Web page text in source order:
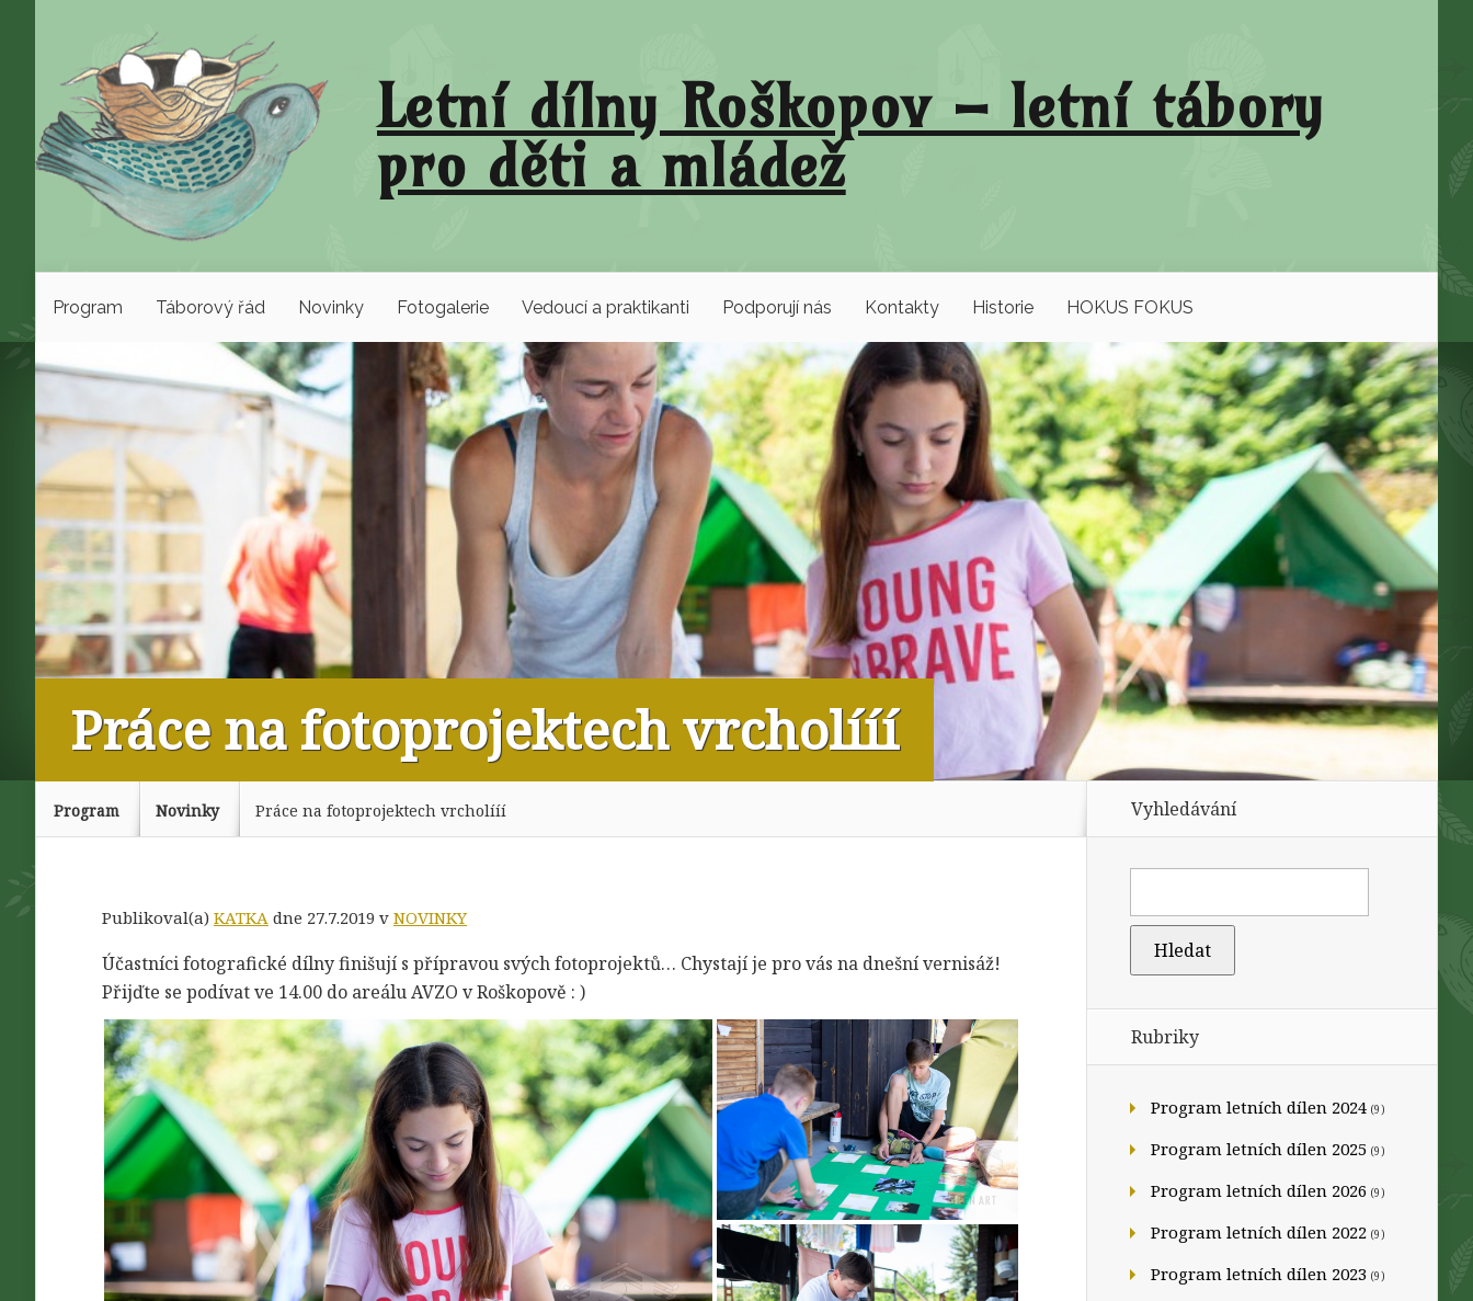
Letní dílny Roškopov – letní tábory
pro děti a mládež
Program Táborový řád Novinky Fotogalerie Vedoucí a praktikanti Podporují nás Kontakty Historie HOKUS FOKUS
Práce na fotoprojektech vrcholííí
Program Novinky Práce na fotoprojektech vrcholííí
Publikoval(a) KATKA dne 27.7.2019 v NOVINKY
Účastníci fotografické dílny finišují s přípravou svých fotoprojektů… Chystají je pro vás na dnešní vernisáž!
Přijďte se podívat ve 14.00 do areálu AVZO v Roškopově : )
Vyhledávání
Rubriky
Program letních dílen 2024 (9)
Program letních dílen 2025 (9)
Program letních dílen 2026 (9)
Program letních dílen 2022 (9)
Program letních dílen 2023 (9)